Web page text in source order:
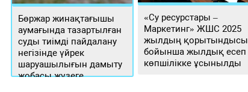
Бөржар жинақтағышы
аумағында тазартылған
суды тиімді пайдалану
негізінде үйрек
шаруашылығын дамыту
жобасы жүзеге
«Су ресурстары –
Маркетинг» ЖШС 2025
жылдың қорытындысы
бойынша жылдық есеп
көпшілікке ұсынылды